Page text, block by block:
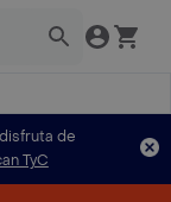
de
TyC